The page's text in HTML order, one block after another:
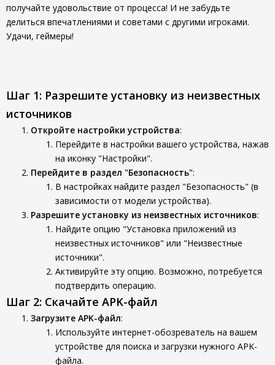
получайте удовольствие от процесса! И не забудьте
делиться впечатлениями и советами с другими игроками.
Удачи, геймеры!
Шаг 1: Разрешите установку из неизвестных
источников
Откройте настройки устройства:
Перейдите в настройки вашего устройства, нажав
на иконку "Настройки".
Перейдите в раздел "Безопасность":
В настройках найдите раздел "Безопасность" (в
зависимости от модели устройства).
Разрешите установку из неизвестных источников:
Найдите опцию "Установка приложений из
неизвестных источников" или "Неизвестные
источники".
Активируйте эту опцию. Возможно, потребуется
подтвердить операцию.
Шаг 2: Скачайте APK-файл
Загрузите APK-файл:
Используйте интернет-обозреватель на вашем
устройстве для поиска и загрузки нужного APK-
файла.